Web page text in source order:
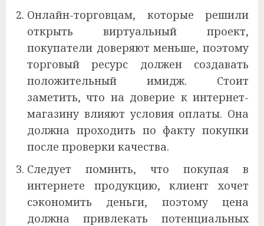
Онлайн-торговцам, которые решили
открыть виртуальный проект,
покупатели доверяют меньше, поэтому
торговый ресурс должен создавать
положительный имидж. Стоит
заметить, что на доверие к интернет-
магазину влияют условия оплаты. Она
должна проходить по факту покупки
после проверки качества.
Следует помнить, что покупая в
интернете продукцию, клиент хочет
сэкономить деньги, поэтому цена
должна привлекать потенциальных